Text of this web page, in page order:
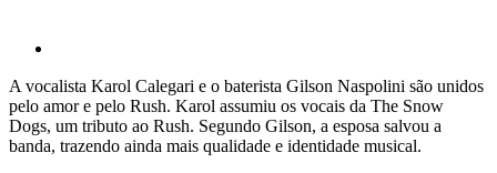
A vocalista Karol Calegari e o baterista Gilson Naspolini são unidos
pelo amor e pelo Rush. Karol assumiu os vocais da The Snow
Dogs, um tributo ao Rush. Segundo Gilson, a esposa salvou a
banda, trazendo ainda mais qualidade e identidade musical.